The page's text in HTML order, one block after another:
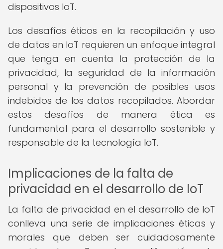
dispositivos IoT.
Los desafíos éticos en la recopilación y uso
de datos en IoT requieren un enfoque integral
que tenga en cuenta la protección de la
privacidad, la seguridad de la información
personal y la prevención de posibles usos
indebidos de los datos recopilados. Abordar
estos desafíos de manera ética es
fundamental para el desarrollo sostenible y
responsable de la tecnología IoT.
Implicaciones de la falta de
privacidad en el desarrollo de IoT
La falta de privacidad en el desarrollo de IoT
conlleva una serie de implicaciones éticas y
morales que deben ser cuidadosamente